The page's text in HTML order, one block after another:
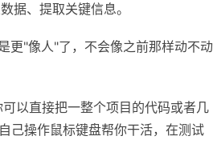
据、提取关键信息。
"像人"了，不会像之前那样动不动
以直接把一整个项目的代码或者几
己操作鼠标键盘帮你干活，在测试